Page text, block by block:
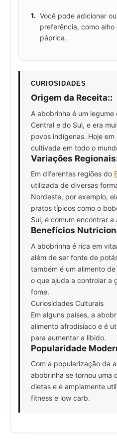
1. Você pode adicionar
preferência, como
páprica.
CURIOSIDADES
Origem da Receita::
A abobrinha é um legume
Central e do Sul, e era
povos indígenas. Hoje
cultivada em todo o
Variações
Em diferentes regiões do
utilizada de diversas
Nordeste, por exemplo,
pratos típicos como o
Sul, é comum encontrar
Benefícios
A abobrinha é rica em
além de ser fonte de
também é um alimento
o que ajuda a controlar a
fome.
Curiosidades Culturais
Em alguns países, a
alimento afrodisíaco e é
para aumentar a libido.
Popularidade
Com a popularização da
abobrinha se tornou uma
dietas e é amplamente
fitness e low carb.